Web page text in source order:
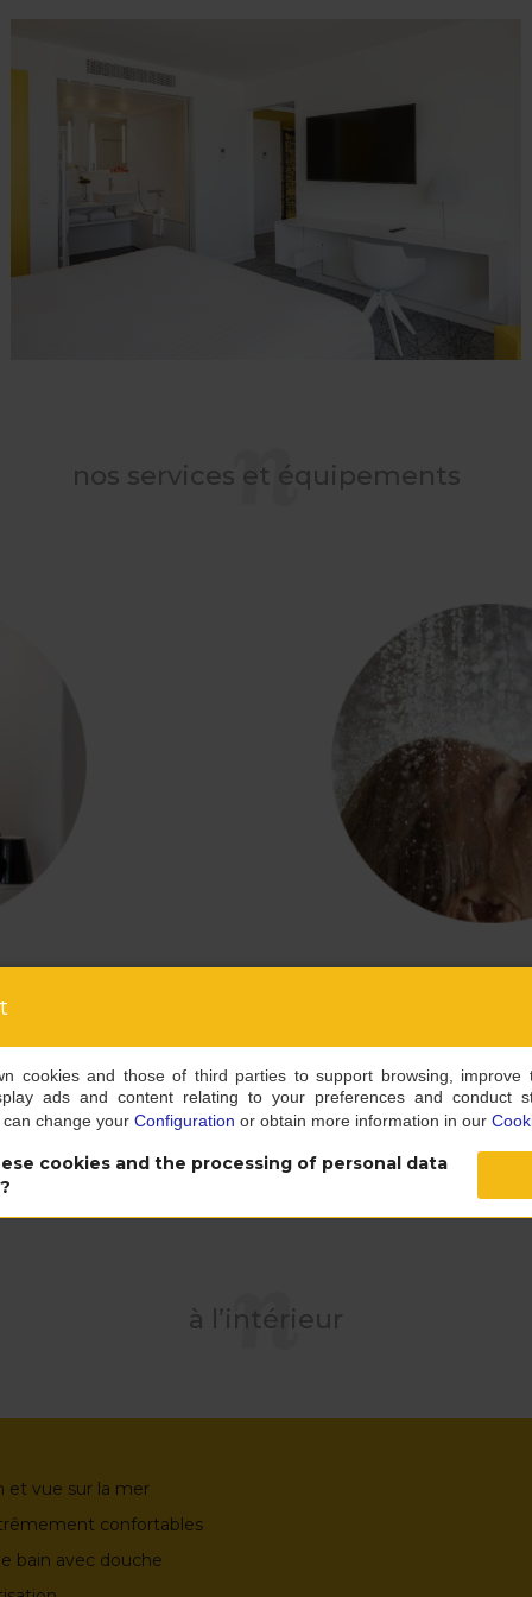
nos services et équipements
savourer un
long de la
Rien de tel qu’une
une journée à
à l’intérieur
et vue sur la mer
confortables
bain avec douche
cookies and those of third parties to support browsing, improve
ads and content relating to your preferences and conduct
change your Configuration or obtain more information in our
cookies and the processing of personal data